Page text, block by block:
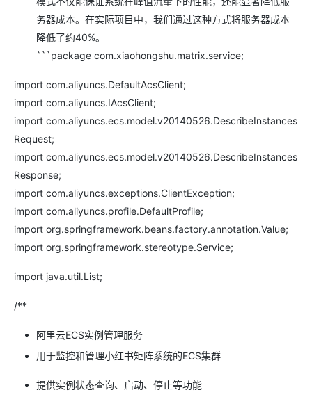
务器成本。在实际项目中，我们通过这种方式将服务器成本
降低了约40%。
```package com.xiaohongshu.matrix.service;
import com.aliyuncs.DefaultAcsClient;
import com.aliyuncs.IAcsClient;
import com.aliyuncs.ecs.model.v20140526.DescribeInstances
Request;
import com.aliyuncs.ecs.model.v20140526.DescribeInstances
Response;
import com.aliyuncs.exceptions.ClientException;
import com.aliyuncs.profile.DefaultProfile;
import org.springframework.beans.factory.annotation.Value;
import org.springframework.stereotype.Service;
import java.util.List;
/**
阿里云ECS实例管理服务
用于监控和管理小红书矩阵系统的ECS集群
提供实例状态查询、启动、停止等功能